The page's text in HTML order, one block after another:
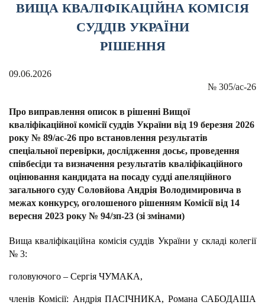
ВИЩА КВАЛІФІКАЦІЙНА КОМІСІЯ
СУДДІВ УКРАЇНИ
РІШЕННЯ
09.06.2026
№ 305/ас-26
Про виправлення описок в рішенні Вищої
кваліфікаційної комісії суддів України від 19 березня 2026
року № 89/ас-26 про встановлення результатів
спеціальної перевірки, дослідження досьє, проведення
співбесіди та визначення результатів кваліфікаційного
оцінювання кандидата на посаду судді апеляційного
загального суду Соловйова Андрія Володимировича в
межах конкурсу, оголошеного рішенням Комісії від 14
вересня 2023 року № 94/зп-23 (зі змінами)
Вища кваліфікаційна комісія суддів України у складі колегії
№ 3:
головуючого – Сергія ЧУМАКА,
членів Комісії: Андрія ПАСІЧНИКА, Романа САБОДАША